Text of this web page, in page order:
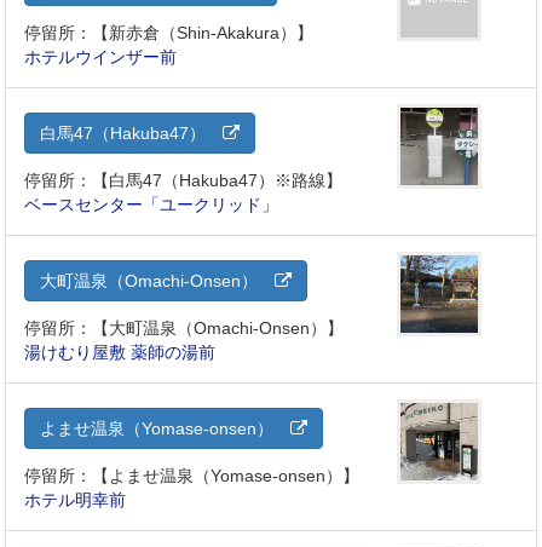
停留所：【新赤倉（Shin-Akakura）】
ホテルウインザー前
白馬47（Hakuba47）
停留所：【白馬47（Hakuba47）※路線】
ベースセンター「ユークリッド」
大町温泉（Omachi-Onsen）
停留所：【大町温泉（Omachi-Onsen）】
湯けむり屋敷 薬師の湯前
よませ温泉（Yomase-onsen）
停留所：【よませ温泉（Yomase-onsen）】
ホテル明幸前